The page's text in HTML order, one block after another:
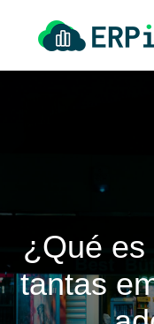
¿Qué
tantas